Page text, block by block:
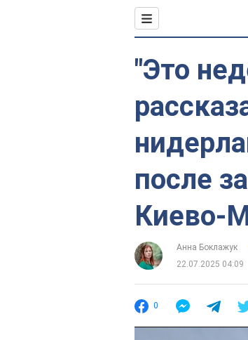
"Это
после
Киево-
Анна Боклажук
22.07.2025 04:09
0